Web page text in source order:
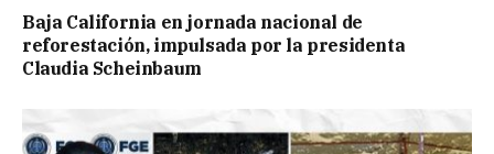
Baja California en jornada nacional de
reforestación, impulsada por la presidenta
Claudia Scheinbaum